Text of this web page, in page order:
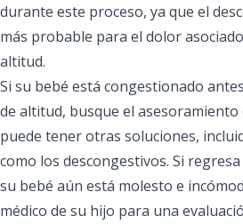
durante este proceso, ya que el
más probable para el dolor
altitud.
Si su bebé está congestionado
de altitud, busque el asesoramiento
puede tener otras soluciones,
como los descongestivos. Si
su bebé aún está molesto e
médico de su hijo para una